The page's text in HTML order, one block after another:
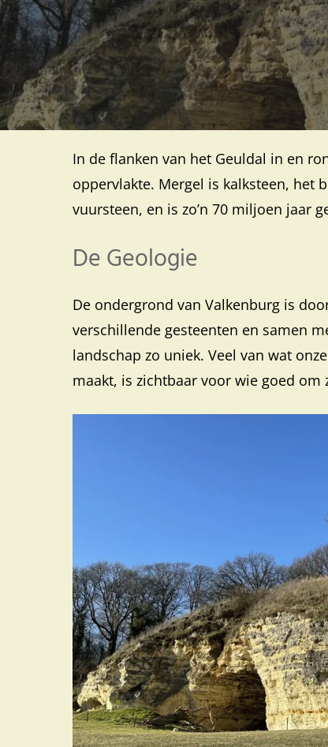
In de flanken van het Geuldal in en
oppervlakte. Mergel is kalksteen, het
vuursteen, en is zo’n 70 miljoen jaar
De Geologie
De ondergrond van Valkenburg is
verschillende gesteenten en samen
landschap zo uniek. Veel van wat
maakt, is zichtbaar voor wie goed om